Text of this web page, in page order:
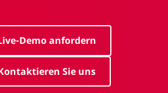
Demo anfordern
Sie uns